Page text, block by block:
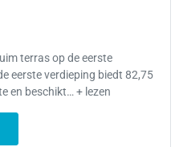
terras op de eerste
eerste verdieping biedt 82,75
en beschikt… + lezen